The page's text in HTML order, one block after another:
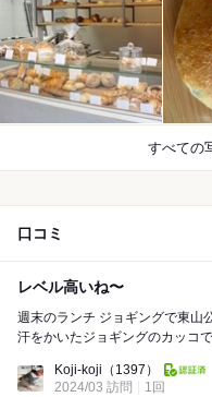
すべての
口コミ
レベル高いね〜
週末のランチ ジョギングで東山公園へ 途中で腹が減ってしまいました〜
汗をかいたジョギングのカッコ
Koji-koji （1397）
2024/03 訪問
1回